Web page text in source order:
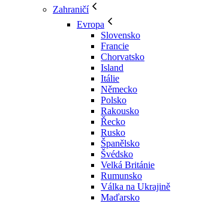
Zahraničí
Evropa
Slovensko
Francie
Chorvatsko
Island
Itálie
Německo
Polsko
Rakousko
Řecko
Rusko
Španělsko
Švédsko
Velká Británie
Rumunsko
Válka na Ukrajině
Maďarsko